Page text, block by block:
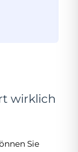
wirklich
Sie